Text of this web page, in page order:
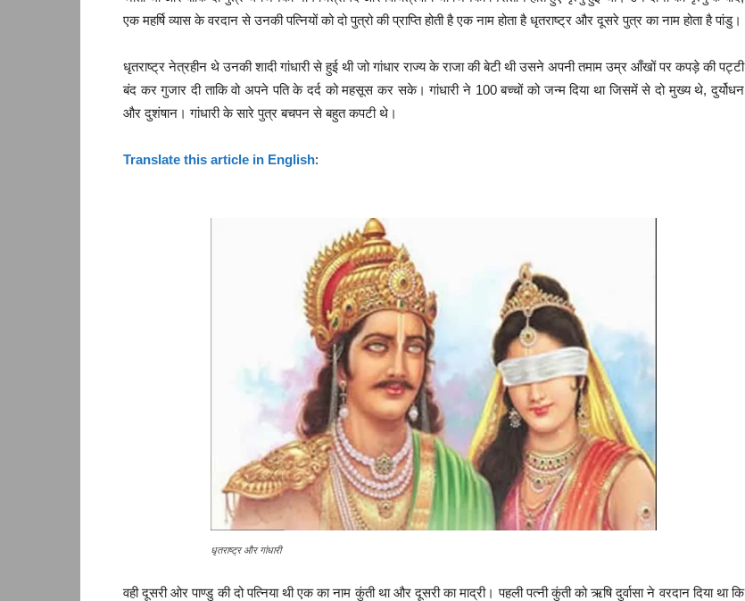
एक महर्षि व्यास के वरदान से उनकी पत्नियों को दो पुत्रो की प्राप्ति होती है एक नाम होता है धृतराष्ट्र और दूसरे पुत्र का नाम होता है पांडु।
धृतराष्ट्र नेत्रहीन थे उनकी शादी गांधारी से हुई थी जो गांधार राज्य के राजा की बेटी थी उसने अपनी तमाम उम्र आँखों पर कपड़े की पट्टी
बंद कर गुजार दी ताकि वो अपने पति के दर्द को महसूस कर सके। गांधारी ने 100 बच्चों को जन्म दिया था जिसमें से दो मुख्य थे, दुर्योधन
और दुशंषान। गांधारी के सारे पुत्र बचपन से बहुत कपटी थे।
Translate this article in English:
धृतराष्ट्र और गांधारी
वही दूसरी ओर पाण्डु की दो पत्निया थी एक का नाम कुंती था और दूसरी का माद्री। पहली पत्नी कुंती को ऋषि दुर्वासा ने वरदान दिया था कि